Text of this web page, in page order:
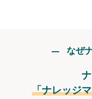
なぜ
「ナレッジ